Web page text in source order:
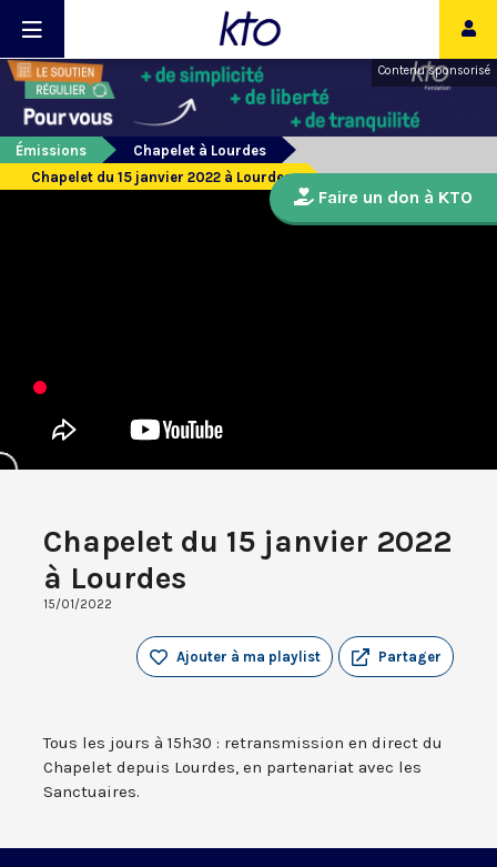
Contenu sponsorisé
Émissions
Chapelet à Lourdes
Chapelet du 15 janvier 2022 à Lourdes
Chapelet du 15 janvier 2022
à Lourdes
15/01/2022
Partager
Ajouter à ma playlist
Tous les jours à 15h30 : retransmission en direct du
Chapelet depuis Lourdes, en partenariat avec les
Sanctuaires.
Faire un don à KTO